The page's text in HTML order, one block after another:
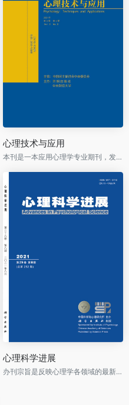
心理技术与应用
本刊是一本应用心理学专业期刊，发表各应用心理学领域的前沿学术研究成果，尤其是运用心理学原理、方法和技术探讨经济、社会、管理、健康、教育等领域真实问题的原创性研究成果。
心理科学进展
办刊宗旨是反映心理学各领域的最新研究进展